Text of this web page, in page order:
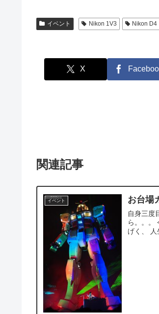
イベント Nikon 1V3 Nikon D4
X
関連記事
イベント お台場
自身三度
ら。。。
げく、 人